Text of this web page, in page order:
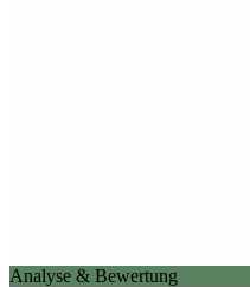
Analyse & Bewertung